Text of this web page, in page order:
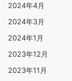
2024年4月
2024年3月
2024年1月
2023年12月
2023年11月